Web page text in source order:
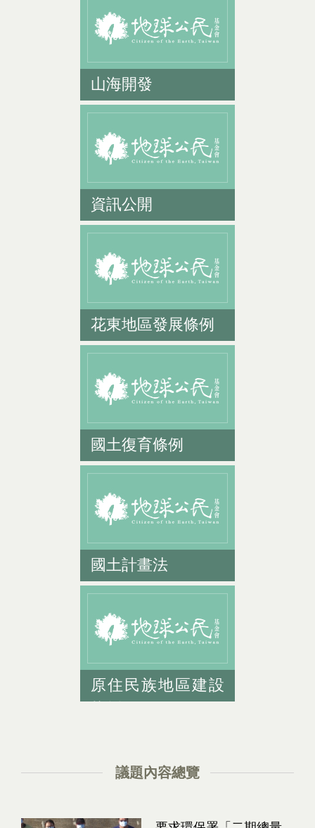
山海開發
資訊公開
花東地區發展條例
國土復育條例
國土計畫法
原住民族地區建設
議題內容總覽